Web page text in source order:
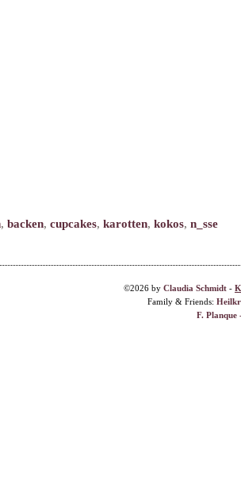
, backen, cupcakes, karotten, kokos, n_sse
©2026 by Claudia Schmidt -
Family & Friends:
F. Planque